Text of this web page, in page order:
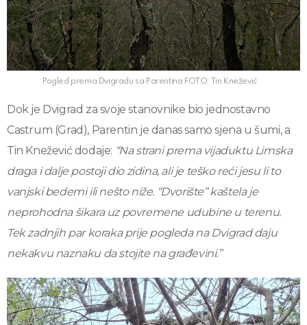
Pogled prema Dvigradu sa Parentina FOTO: Tin Knežević
Dok je Dvigrad za svoje stanovnike bio jednostavno
Castrum (Grad), Parentin je danas samo sjena u šumi, a
Tin Knežević dodaje: “Na strani prema vijaduktu Limska
draga i dalje postoji dio zidina, ali je teško reći jesu li to
vanjski bedemi ili nešto niže. “Dvorište” kaštela je
neprohodna šikara uz povremene udubine u terenu.
Tek zadnjih par koraka prije pogleda na Dvigrad daju
nekakvu naznaku da stojite na građevini.”